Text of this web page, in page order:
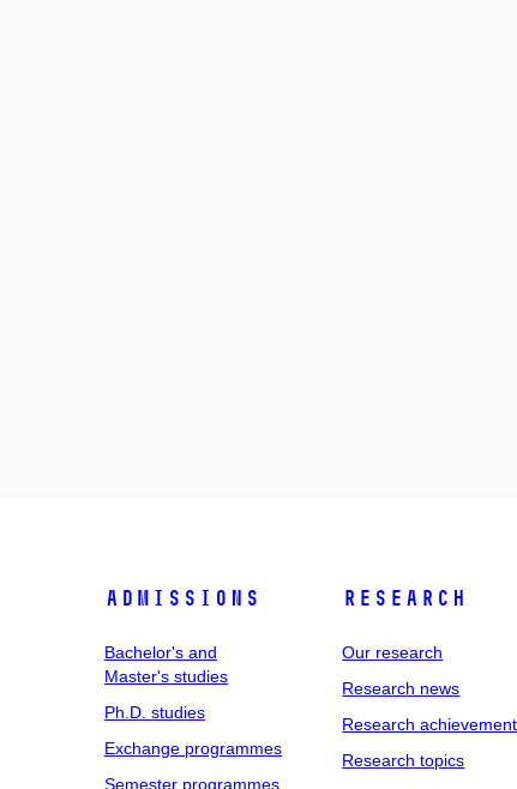
Admissions
Bachelor's and
Master's studies
Ph.D. studies
Exchange programmes
Semester programmes
Research
Our research
Research news
Research
Research topics